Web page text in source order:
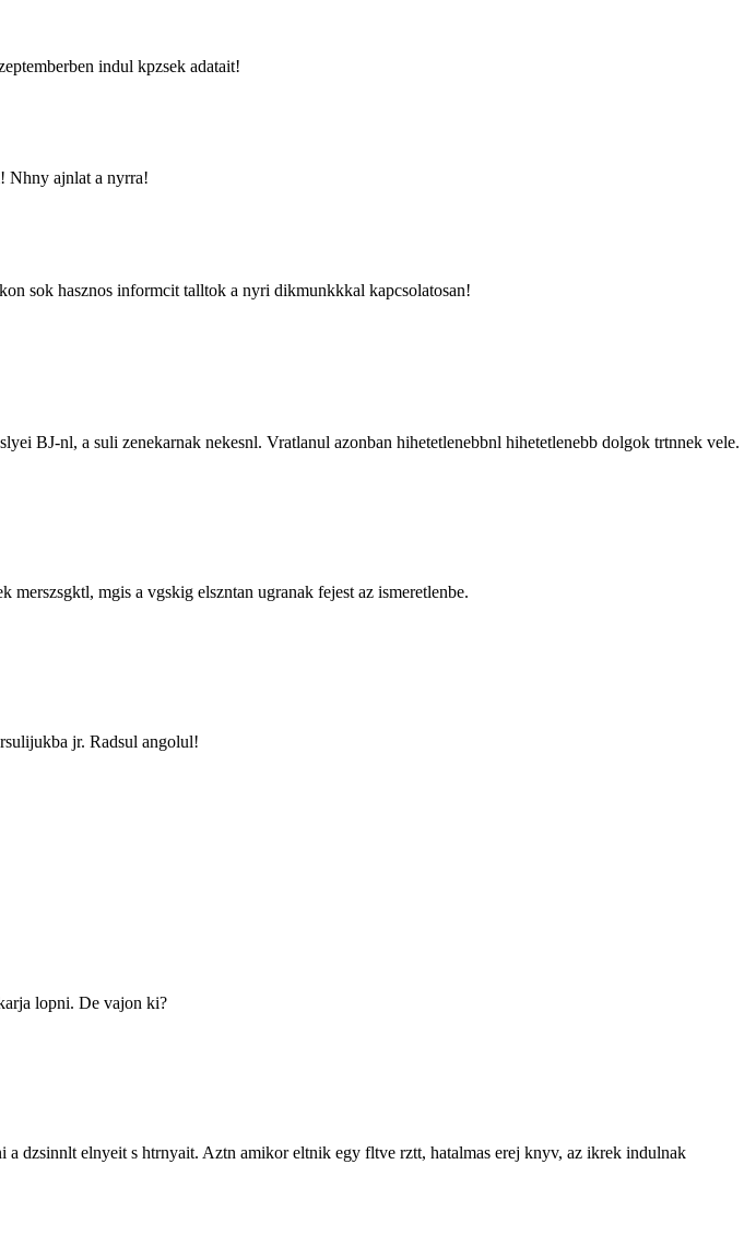
indul kpzsek adatait!
Nhny ajnlat a nyrra!
sok hasznos informcit talltok a nyri dikmunkkkal kapcsolatosan!
BJ-nl, a suli zenekarnak nekesnl. Vratlanul azonban hihetetlenebbnl hihetetlenebb dolgok trtnnek vele.
mgis a vgskig elszntan ugranak fejest az ismeretlenbe.
jr. Radsul angolul!
lopni. De vajon ki?
dzsinnlt elnyeit s htrnyait. Aztn amikor eltnik egy fltve rztt, hatalmas erej knyv, az ikrek indulnak